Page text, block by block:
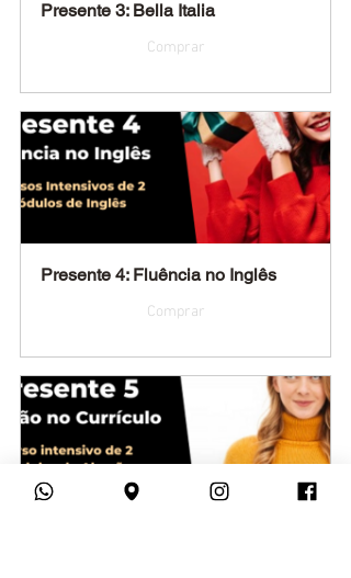
Presente 3: Bella Italia
Comprar
Presente 4: Fluência no Inglês
Comprar